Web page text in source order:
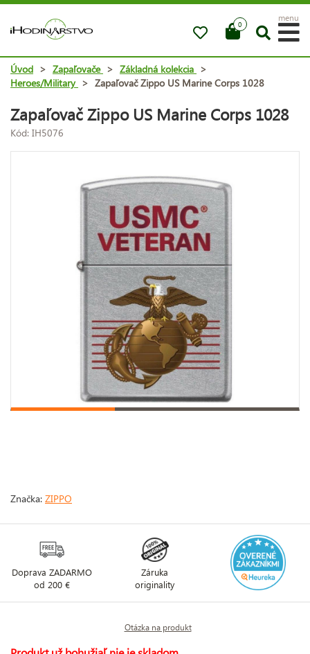
0
menu
Úvod > Zapaľovače > Základná kolekcia >
Heroes/Military > Zapaľovač Zippo US Marine Corps 1028
Zapaľovač Zippo US Marine Corps 1028
Kód: IH5076
Značka: ZIPPO
Doprava ZADARMO
od 200 €
Záruka
originality
Otázka na produkt